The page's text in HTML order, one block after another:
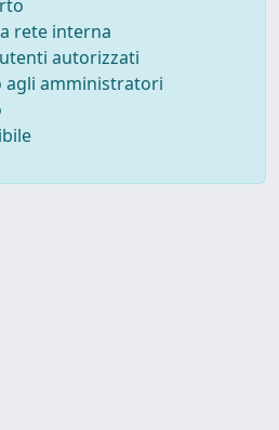
rete interna
autorizzati
agli amministratori